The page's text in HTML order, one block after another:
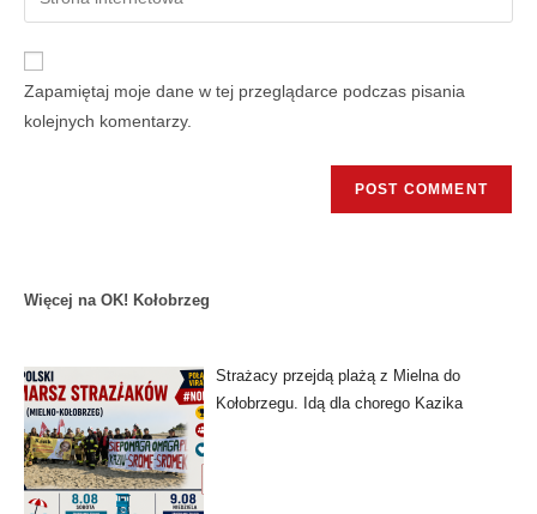
Zapamiętaj moje dane w tej przeglądarce podczas pisania
kolejnych komentarzy.
Więcej na OK! Kołobrzeg
Strażacy przejdą plażą z Mielna do
Kołobrzegu. Idą dla chorego Kazika